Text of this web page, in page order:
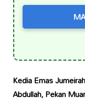
Kedia Emas
Abdullah, Pekan